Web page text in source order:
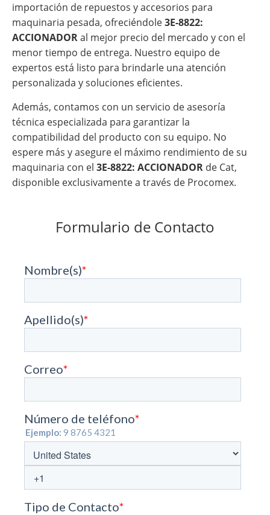
importación de repuestos y accesorios para
maquinaria pesada, ofreciéndole3E-8822:
ACCIONADORal mejor precio del mercado y con el
menor tiempo de entrega. Nuestro equipo de
expertos está listo para brindarle una atención
personalizada y soluciones eficientes.
Además, contamos con un servicio de asesoría
técnica especializada para garantizar la
compatibilidad del producto con su equipo. No
espere más y asegure el máximo rendimiento de su
maquinaria con el 3E-8822: ACCIONADOR de Cat,
disponible exclusivamente a través de Procomex.
Formulario de Contacto